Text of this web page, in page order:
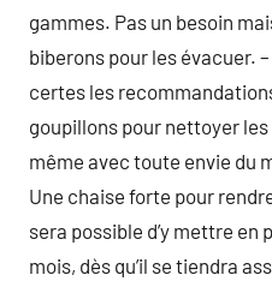
gammes. Pas un besoin
biberons pour les évacuer.
certes les
goupillons pour nettoyer
même avec toute envie du
Une chaise forte pour
sera possible d’y mettre en
mois, dès qu’il se tiendra